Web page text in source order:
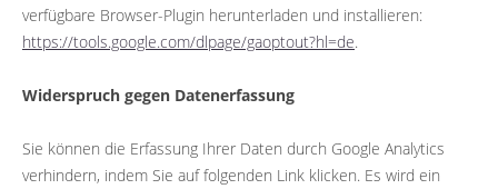
verfügbare Browser-Plugin herunterladen und installieren:
https://tools.google.com/dlpage/gaoptout?hl=de.
Widerspruch gegen Datenerfassung
Sie können die Erfassung Ihrer Daten durch Google Analytics
verhindern, indem Sie auf folgenden Link klicken. Es wird ein